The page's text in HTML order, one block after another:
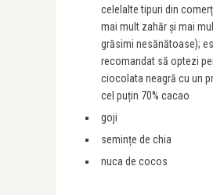
celelalte tipuri din
mai mult zahăr și mai
grăsimi nesănătoase);
recomandat să optezi
ciocolata neagră cu un
cel puțin 70% cacao
goji
semințe de chia
nuca de cocos